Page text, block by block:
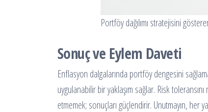
Portföy dağılımı stratejisini
Sonuç ve Eylem Daveti
Enflasyon dalgalarında portföy dengesini
uygulanabilir bir yaklaşım sağlar. Risk
etmemek; sonuçları güçlendirir. Unutmayın, her